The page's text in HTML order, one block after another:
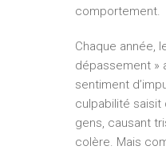
comportement.
Chaque année,
dépassement »
sentiment
culpabilité saisit
gens, causant
colère. Mais